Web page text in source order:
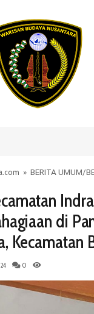
» BERITA UMUM/
di
Kecamatan
0